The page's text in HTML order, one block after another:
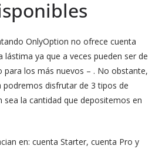
OnlyOption no ofrece cuenta
lástima ya que a veces pueden ser de
para los más nuevos – . No obstante,
podremos disfrutar de 3 tipos de
sea la cantidad que depositemos en
en: cuenta Starter, cuenta Pro y